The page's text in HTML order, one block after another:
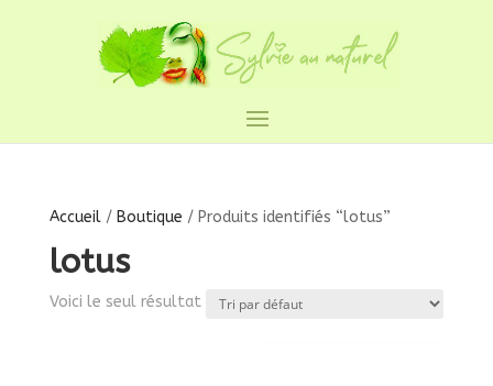
Accueil/ Boutique / Produits identifiés “lotus”
lotus
Voici le seul résultat